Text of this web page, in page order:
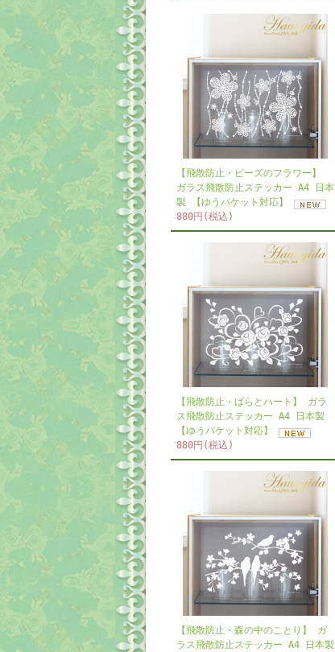
【飛散防止・ビーズのフラワー】
ガラス飛散防止ステッカー A4 日本
製 【ゆうパケット対応】
880円(税込)
【飛散防止・ばらとハート】 ガラ
ス飛散防止ステッカー A4 日本製
【ゆうパケット対応】
880円(税込)
【飛散防止・森の中のことり】 ガ
ラス飛散防止ステッカー A4 日本製